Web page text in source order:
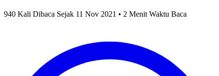
940 Kali Dibaca Sejak 11 Nov 2021 • 2 Menit Waktu Baca